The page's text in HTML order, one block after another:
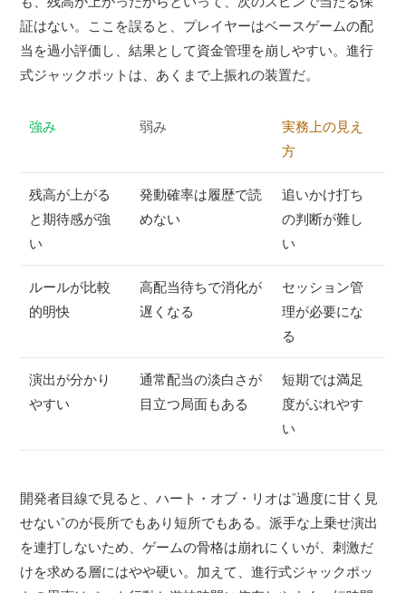
証はない。ここを誤ると、プレイヤーはベースゲームの配
当を過小評価し、結果として資金管理を崩しやすい。進行
式ジャックポットは、あくまで上振れの装置だ。
強み 弱み
実務上の見え
方
残高が上がる
と期待感が強
い
発動確率は履歴で読
めない
追いかけ打ち
の判断が難し
い
ルールが比較
的明快
高配当待ちで消化が
遅くなる
セッション管
理が必要にな
る
演出が分かり
やすい
通常配当の淡白さが
目立つ局面もある
短期では満足
度がぶれやす
い
開発者目線で見ると、ハート・オブ・リオは”過度に甘く見
せない”のが長所でもあり短所でもある。派手な上乗せ演出
を連打しないため、ゲームの骨格は崩れにくいが、刺激だ
けを求める層にはやや硬い。加えて、進行式ジャックポッ